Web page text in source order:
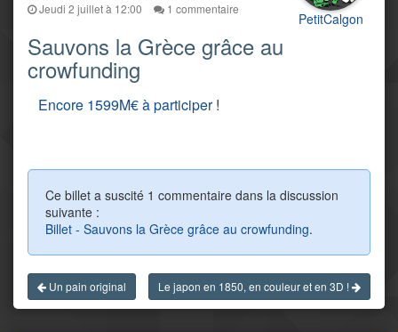
PetitCalgon
Jeudi 2 juillet à 12:00
1 commentaire
Sauvons la Grèce grâce au
crowfunding
Encore 1599M€ à participer!
Ce billet a suscité 1 commentaire dans la discussion
suivante :
Billet - Sauvons la Grèce grâce au crowfunding.
Un pain original Le japon en 1850, en couleur et en 3D !